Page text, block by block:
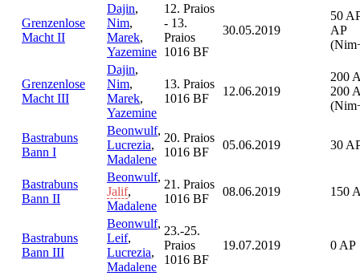
Grenzenlose
Macht II
Dajin,
Nim,
Marek,
Yazemine
12. Praios
- 13.
Praios
1016 BF
30.05.2019
50
AP
Grenzenlose
Macht III
Dajin,
Nim,
Marek,
Yazemine
13. Praios
1016 BF
12.06.2019
200
200
Bastrabuns
Bann I
Beonwulf,
Lucrezia,
Madalene
20. Praios
1016 BF
05.06.2019 30
Bastrabuns
Bann II
Beonwulf,
Jalif,
Madalene
21. Praios
1016 BF
08.06.2019 150
Bastrabuns
Bann III
Beonwulf,
Leif,
Lucrezia,
Madalene
23.-25.
Praios
1016 BF
19.07.2019 0 AP